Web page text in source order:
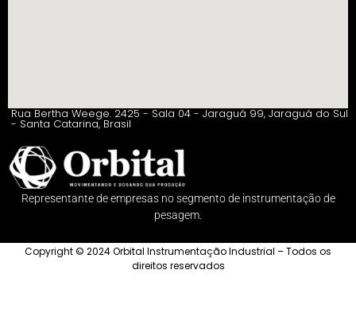
Rua Bertha Weege. 2425 - Sala 04 - Jaraguá 99, Jaraguá do Sul
- Santa Catarina, Brasil
Representante de empresas no segmento de instrumentação de
pesagem.
Copyright © 2024 Orbital Instrumentação Industrial – Todos os
direitos reservados